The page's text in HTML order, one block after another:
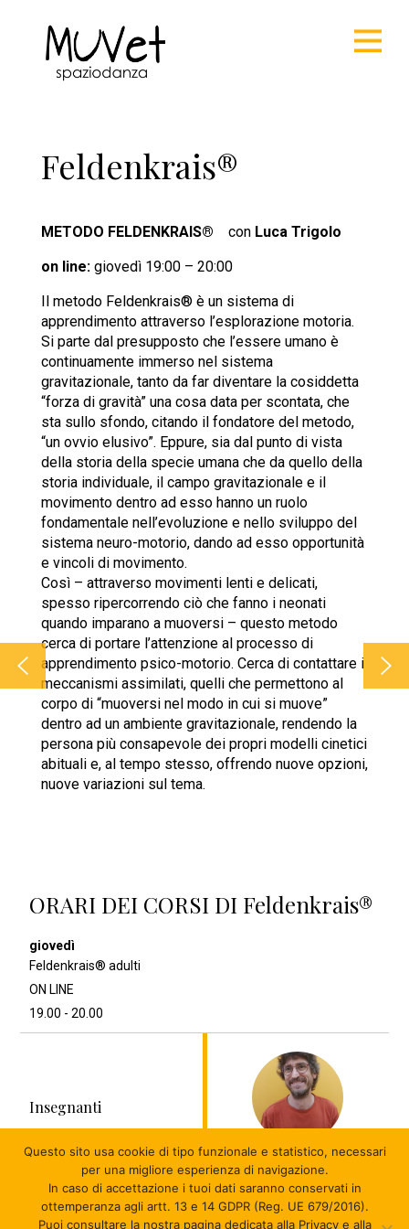
Feldenkrais®
METODO FELDENKRAIS® con Luca Trigolo
on line:giovedì 19:00 – 20:00
Il metodo Feldenkrais® è un sistema di
apprendimento attraverso l’esplorazione motoria.
Si parte dal presupposto che l’essere umano è
continuamente immerso nel sistema
gravitazionale, tanto da far diventare la cosiddetta
“forza di gravità” una cosa data per scontata, che
sta sullo sfondo, citando il fondatore del metodo,
“un ovvio elusivo”. Eppure, sia dal punto di vista
della storia della specie umana che da quello della
storia individuale, il campo gravitazionale e il
movimento dentro ad esso hanno un ruolo
fondamentale nell’evoluzione e nello sviluppo del
sistema neuro-motorio, dando ad esso opportunità
e vincoli di movimento.
Così – attraverso movimenti lenti e delicati,
spesso ripercorrendo ciò che fanno i neonati
quando imparano a muoversi – questo metodo
cerca di portare l’attenzione al processo di
apprendimento psico-motorio. Cerca di contattare i
meccanismi assimilati, quelli che permettono al
corpo di “muoversi nel modo in cui si muove”
dentro ad un ambiente gravitazionale, rendendo la
persona più consapevole dei propri modelli cinetici
abituali e, al tempo stesso, offrendo nuove opzioni,
nuove variazioni sul tema.
ORARI DEI CORSI DI Feldenkrais®
Feldenkrais® adulti
ON LINE
19.00 - 20.00
Insegnanti
Luca Trigolo
Questo sito usa cookie di tipo funzionale e statistico, necessari
per una migliore esperienza di navigazione.
In caso di accettazione i tuoi dati saranno conservati in
ottemperanza agli artt. 13 e 14 GDPR (Reg. UE 679/2016).
Puoi consultare la nostra pagina dedicata alla Privacy e alla